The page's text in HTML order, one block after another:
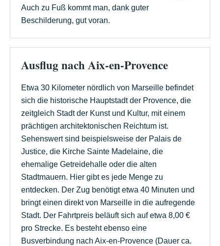
Auch zu Fuß kommt man, dank guter
Beschilderung, gut voran.
Ausflug nach Aix-en-Provence
Etwa 30 Kilometer nördlich von Marseille befindet
sich die historische Hauptstadt der Provence, die
zeitgleich Stadt der Kunst und Kultur, mit einem
prächtigen architektonischen Reichtum ist.
Sehenswert sind beispielsweise der Palais de
Justice, die Kirche Sainte Madelaine, die
ehemalige Getreidehalle oder die alten
Stadtmauern. Hier gibt es jede Menge zu
entdecken. Der Zug benötigt etwa 40 Minuten und
bringt einen direkt von Marseille in die aufregende
Stadt. Der Fahrtpreis beläuft sich auf etwa 8,00 €
pro Strecke. Es besteht ebenso eine
Busverbindung nach Aix-en-Provence (Dauer ca.